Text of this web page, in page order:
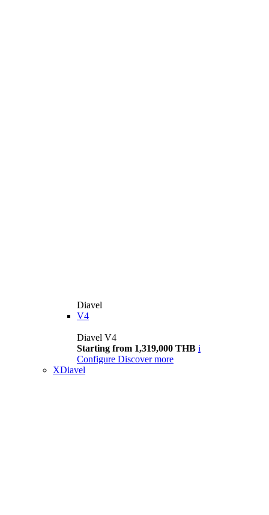
Diavel
V4
Diavel V4
Starting from 1,319,000 THB i
Configure Discover more
XDiavel